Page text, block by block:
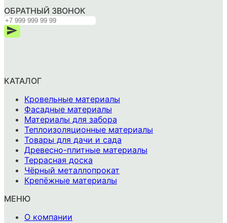
ОБРАТНЫЙ ЗВОНОК
КАТАЛОГ
Кровельные материалы
Фасадные материалы
Материалы для забора
Теплоизоляционные материалы
Товары для дачи и сада
Древесно-плитные материалы
Террасная доска
Чёрный металлопрокат
Крепёжные материалы
МЕНЮ
О компании